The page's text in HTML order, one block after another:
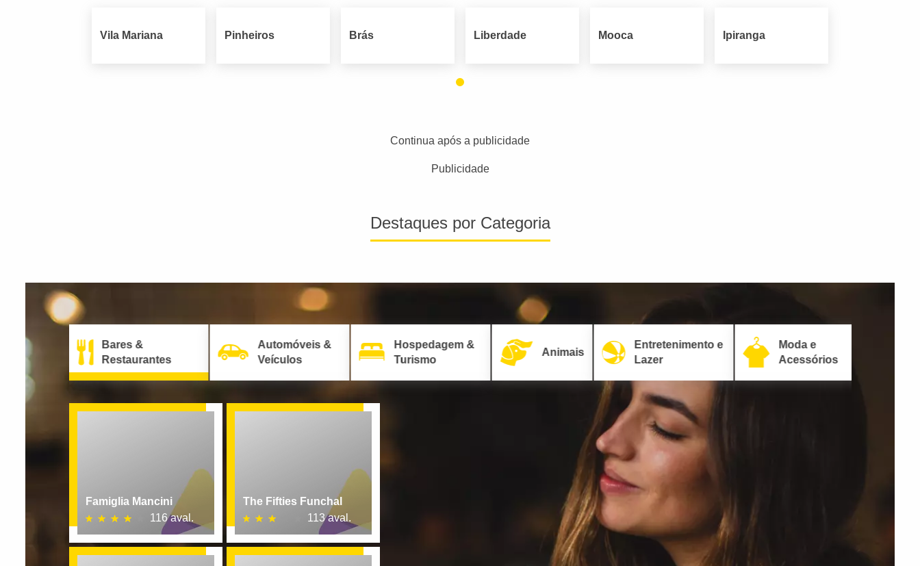
Vila Mariana Pinheiros Brás Liberdade Mooca Ipiranga
Continua após a publicidade
Publicidade
Destaques por Categoria
Bares &
Restaurantes
Automóveis &
Veículos
Hospedagem &
Turismo
Animais
Entretenimento e
Lazer
Moda e
Acessórios
Famiglia Mancini
116 aval.
The Fifties Funchal
113 aval.